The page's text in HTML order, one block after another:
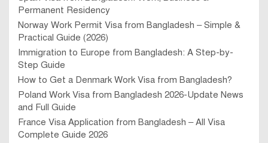
Permanent Residency
Norway Work Permit Visa from Bangladesh – Simple &
Practical Guide (2026)
Immigration to Europe from Bangladesh: A Step-by-
Step Guide
How to Get a Denmark Work Visa from Bangladesh?
Poland Work Visa from Bangladesh 2026-Update News
and Full Guide
France Visa Application from Bangladesh – All Visa
Complete Guide 2026